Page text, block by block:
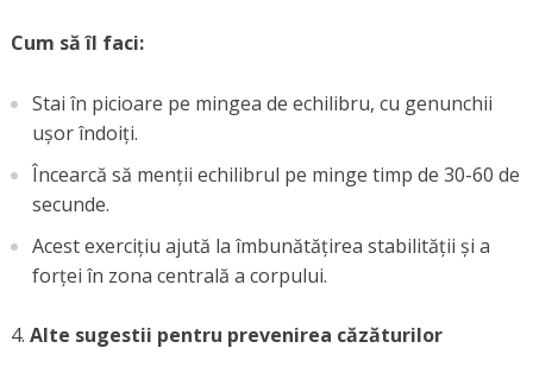
Cum să îl faci:
Stai în picioare pe mingea de echilibru, cu genunchii
ușor îndoiți.
Încearcă să menții echilibrul pe minge timp de 30-60 de
secunde.
Acest exercițiu ajută la îmbunătățirea stabilității și a
forței în zona centrală a corpului.
Alte sugestii pentru prevenirea căzăturilor